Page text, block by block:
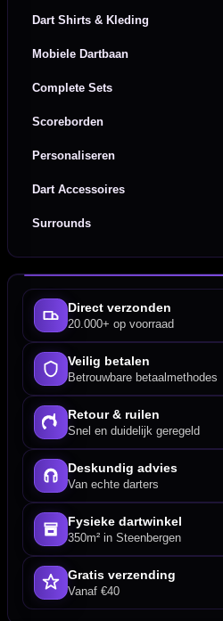
Dart Shirts & Kleding
Mobiele Dartbaan
Complete Sets
Scoreborden
Personaliseren
Dart Accessoires
Surrounds
Direct verzonden
20.000+ op voorraad
Veilig betalen
Betrouwbare betaalmethodes
Retour & ruilen
Snel en duidelijk geregeld
Deskundig advies
Van echte darters
Fysieke dartwinkel
350m² in Steenbergen
Gratis verzending
Vanaf €40